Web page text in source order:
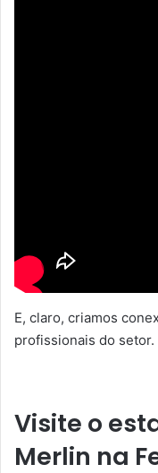
E, claro, criamos
profissionais do setor.
Visite o
Merlin na